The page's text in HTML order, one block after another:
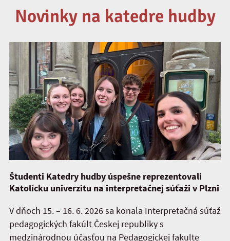
Novinky na katedre hudby
Študenti Katedry hudby úspešne reprezentovali
Katolícku univerzitu na interpretačnej súťaži v Plzni
V dňoch 15. – 16. 6. 2026 sa konala Interpretačná súťaž
pedagogických fakúlt Českej republiky s
medzinárodnou účasťou na Pedagogickej fakulte